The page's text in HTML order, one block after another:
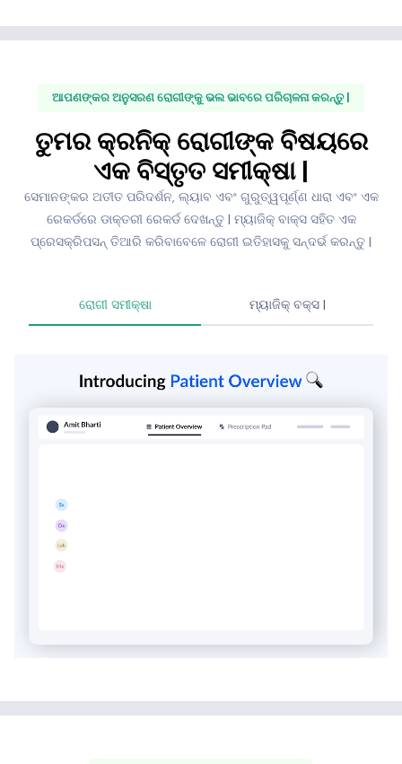
ଆପଣଙ୍କର ଅନୁସରଣ ରୋଗୀଙ୍କୁ ଭଲ ଭାବରେ ପରିଚାଳନା କରନ୍ତୁ |
ତୁମର କ୍ରନିକ୍ ରୋଗୀଙ୍କ ବିଷୟରେ
ଏକ ବିସ୍ତୃତ ସମୀକ୍ଷା |
ସେମାନଙ୍କର ଅତୀତ ପରିଦର୍ଶନ, ଲ୍ୟାବ ଏବଂ ଗୁରୁତ୍ୱପୂର୍ଣ୍ଣ ଧାରା ଏବଂ ଏକ
ରେକର୍ଡରେ ଡାକ୍ତରୀ ରେକର୍ଡ ଦେଖନ୍ତୁ | ମ୍ୟାଜିକ୍ ବାକ୍ସ ସହିତ ଏକ
ପ୍ରେସକ୍ରିପସନ୍ ତିଆରି କରିବାବେଳେ ରୋଗୀ ଇତିହାସକୁ ସନ୍ଦର୍ଭ କରନ୍ତୁ |
ରୋଗୀ ସମୀକ୍ଷା ମ୍ୟାଜିକ୍ ବକ୍ସ |